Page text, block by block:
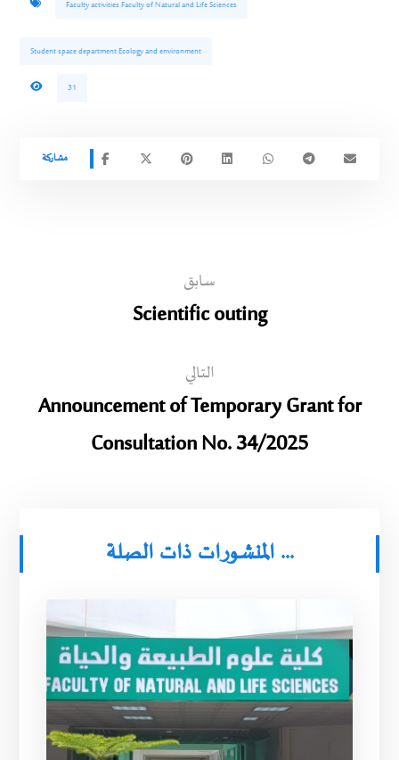
Faculty activities Faculty of Natural and Life Sciences
Student space department Ecology and environment
31
سابق
Scientific outing
التالي
Announcement of Temporary Grant for
Consultation No. 34/2025
المنشورات ذات الصلة ...